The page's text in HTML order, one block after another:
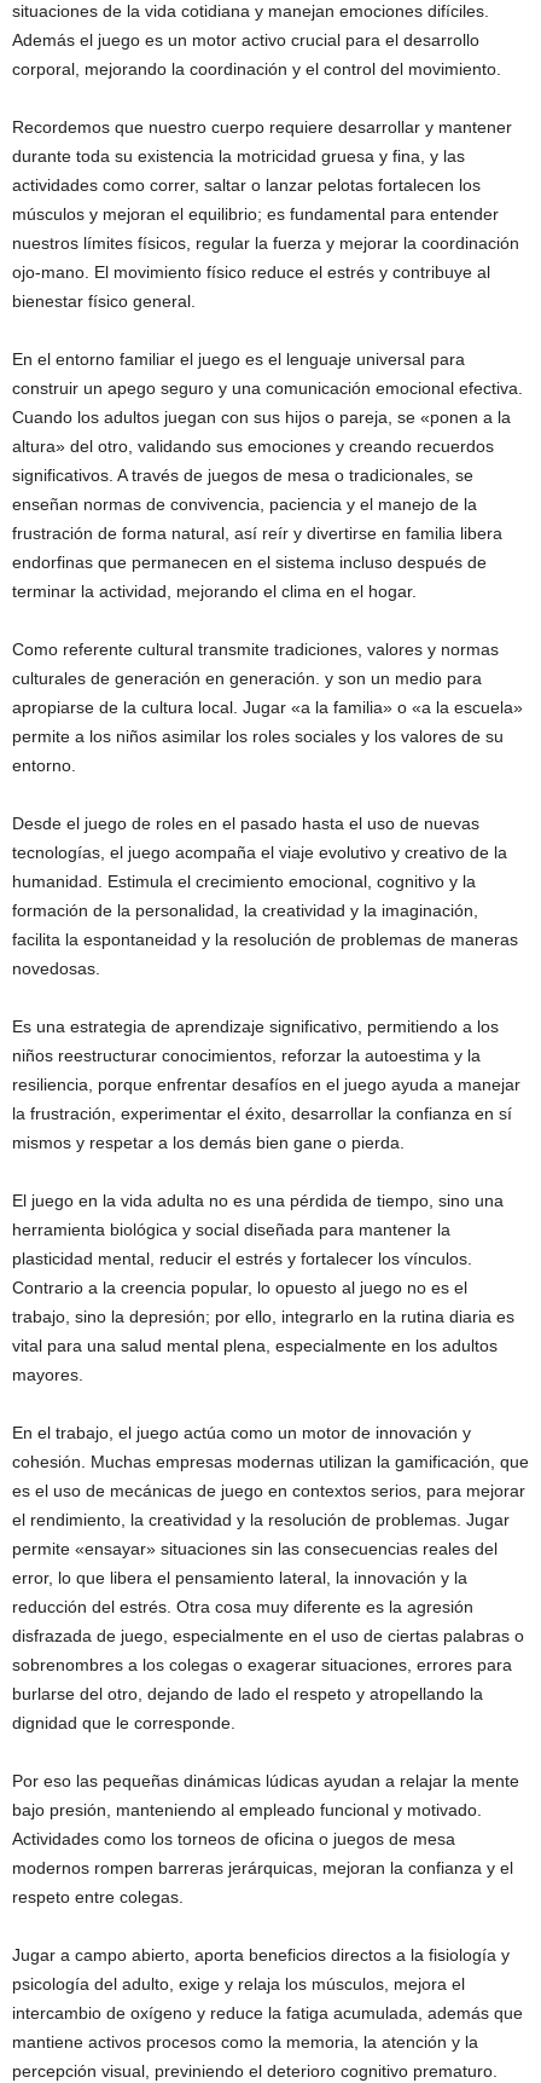
situaciones de la vida cotidiana y manejan emociones difíciles.
Además el juego es un motor activo crucial para el desarrollo
corporal, mejorando la coordinación y el control del movimiento.
Recordemos que nuestro cuerpo requiere desarrollar y mantener
durante toda su existencia la motricidad gruesa y fina, y las
actividades como correr, saltar o lanzar pelotas fortalecen los
músculos y mejoran el equilibrio; es fundamental para entender
nuestros límites físicos, regular la fuerza y mejorar la coordinación
ojo-mano. El movimiento físico reduce el estrés y contribuye al
bienestar físico general.
En el entorno familiar el juego es el lenguaje universal para
construir un apego seguro y una comunicación emocional efectiva.
Cuando los adultos juegan con sus hijos o pareja, se «ponen a la
altura» del otro, validando sus emociones y creando recuerdos
significativos. A través de juegos de mesa o tradicionales, se
enseñan normas de convivencia, paciencia y el manejo de la
frustración de forma natural, así reír y divertirse en familia libera
endorfinas que permanecen en el sistema incluso después de
terminar la actividad, mejorando el clima en el hogar.
Como referente cultural transmite tradiciones, valores y normas
culturales de generación en generación. y son un medio para
apropiarse de la cultura local. Jugar «a la familia» o «a la escuela»
permite a los niños asimilar los roles sociales y los valores de su
entorno.
Desde el juego de roles en el pasado hasta el uso de nuevas
tecnologías, el juego acompaña el viaje evolutivo y creativo de la
humanidad. Estimula el crecimiento emocional, cognitivo y la
formación de la personalidad, la creatividad y la imaginación,
facilita la espontaneidad y la resolución de problemas de maneras
novedosas.
Es una estrategia de aprendizaje significativo, permitiendo a los
niños reestructurar conocimientos, reforzar la autoestima y la
resiliencia, porque enfrentar desafíos en el juego ayuda a manejar
la frustración, experimentar el éxito, desarrollar la confianza en sí
mismos y respetar a los demás bien gane o pierda.
El juego en la vida adulta no es una pérdida de tiempo, sino una
herramienta biológica y social diseñada para mantener la
plasticidad mental, reducir el estrés y fortalecer los vínculos.
Contrario a la creencia popular, lo opuesto al juego no es el
trabajo, sino la depresión; por ello, integrarlo en la rutina diaria es
vital para una salud mental plena, especialmente en los adultos
mayores.
En el trabajo, el juego actúa como un motor de innovación y
cohesión. Muchas empresas modernas utilizan la gamificación, que
es el uso de mecánicas de juego en contextos serios, para mejorar
el rendimiento, la creatividad y la resolución de problemas. Jugar
permite «ensayar» situaciones sin las consecuencias reales del
error, lo que libera el pensamiento lateral, la innovación y la
reducción del estrés. Otra cosa muy diferente es la agresión
disfrazada de juego, especialmente en el uso de ciertas palabras o
sobrenombres a los colegas o exagerar situaciones, errores para
burlarse del otro, dejando de lado el respeto y atropellando la
dignidad que le corresponde.
Por eso las pequeñas dinámicas lúdicas ayudan a relajar la mente
bajo presión, manteniendo al empleado funcional y motivado.
Actividades como los torneos de oficina o juegos de mesa
modernos rompen barreras jerárquicas, mejoran la confianza y el
respeto entre colegas.
Jugar a campo abierto, aporta beneficios directos a la fisiología y
psicología del adulto, exige y relaja los músculos, mejora el
intercambio de oxígeno y reduce la fatiga acumulada, además que
mantiene activos procesos como la memoria, la atención y la
percepción visual, previniendo el deterioro cognitivo prematuro.